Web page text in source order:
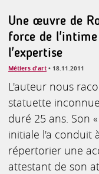
Une œuvre de
force de
l'expertise
Métiers d'art • 18.11.2011
L'auteur nous
statuette
duré 25 ans. Son
initiale l'a conduit
répertorier une
attestant de son